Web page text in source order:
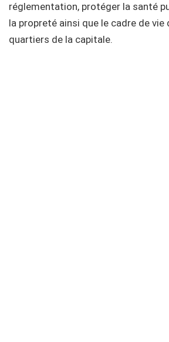
réglementation, protéger la santé
la propreté ainsi que le cadre de
quartiers de la capitale.